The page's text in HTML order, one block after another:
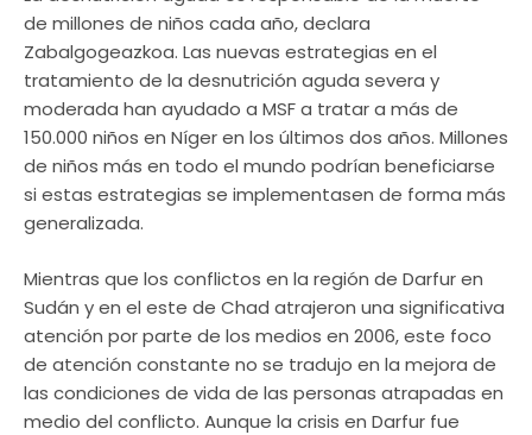
de millones de niños cada año, declara
Zabalgogeazkoa. Las nuevas estrategias en el
tratamiento de la desnutrición aguda severa y
moderada han ayudado a MSF a tratar a más de
150.000 niños en Níger en los últimos dos años. Millones
de niños más en todo el mundo podrían beneficiarse
si estas estrategias se implementasen de forma más
generalizada.
Mientras que los conflictos en la región de Darfur en
Sudán y en el este de Chad atrajeron una significativa
atención por parte de los medios en 2006, este foco
de atención constante no se tradujo en la mejora de
las condiciones de vida de las personas atrapadas en
medio del conflicto. Aunque la crisis en Darfur fue